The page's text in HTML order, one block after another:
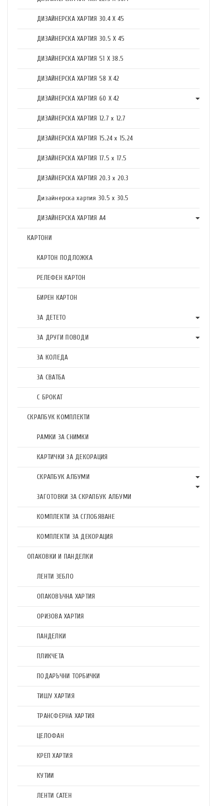
ДИЗАЙНЕРСКА ХАРТИЯ 30.4 X 45
ДИЗАЙНЕРСКА ХАРТИЯ 30.5 X 45
ДИЗАЙНЕРСКА ХАРТИЯ 51 X 38.5
ДИЗАЙНЕРСКА ХАРТИЯ 58 X 42
ДИЗАЙНЕРСКА ХАРТИЯ 60 X 42
ДИЗАЙНЕРСКА ХАРТИЯ 12.7 x 12.7
ДИЗАЙНЕРСКА ХАРТИЯ 15.24 x 15.24
ДИЗАЙНЕРСКА ХАРТИЯ 17.5 х 17.5
ДИЗАЙНЕРСКА ХАРТИЯ 20.3 х 20.3
Дизайнерска хартия 30.5 х 30.5
ДИЗАЙНЕРСКА ХАРТИЯ А4
КАРТОНИ
КАРТОН ПОДЛОЖКА
РЕЛЕФЕН КАРТОН
БИРЕН КАРТОН
ЗА ДЕТЕТО
ЗА ДРУГИ ПОВОДИ
ЗА КОЛЕДА
ЗА СВАТБА
С БРОКАТ
СКРАПБУК КОМПЛЕКТИ
РАМКИ ЗА СНИМКИ
КАРТИЧКИ ЗА ДЕКОРАЦИЯ
СКРАПБУК АЛБУМИ
ЗАГОТОВКИ ЗА СКРАПБУК АЛБУМИ
КОМПЛЕКТИ ЗА СГЛОБЯВАНЕ
КОМПЛЕКТИ ЗА ДЕКОРАЦИЯ
ОПАКОВКИ И ПАНДЕЛКИ
ЛЕНТИ ЗЕБЛО
ОПАКОВЪЧНА ХАРТИЯ
ОРИЗОВА ХАРТИЯ
ПАНДЕЛКИ
ПЛИКЧЕТА
ПОДАРЪЧНИ ТОРБИЧКИ
ТИШУ ХАРТИЯ
ТРАНСФЕРНА ХАРТИЯ
ЦЕЛОФАН
КРЕП ХАРТИЯ
КУТИИ
ЛЕНТИ САТЕН